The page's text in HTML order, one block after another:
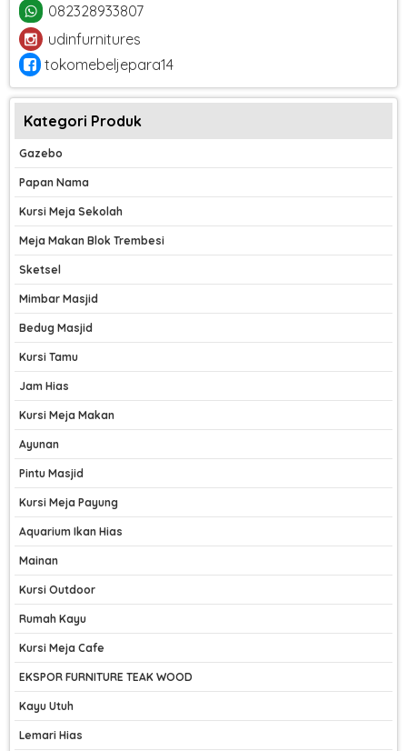
082328933807
udinfurnitures
tokomebeljepara14
Kategori Produk
Gazebo
Papan Nama
Kursi Meja Sekolah
Meja Makan Blok Trembesi
Sketsel
Mimbar Masjid
Bedug Masjid
Kursi Tamu
Jam Hias
Kursi Meja Makan
Ayunan
Pintu Masjid
Kursi Meja Payung
Aquarium Ikan Hias
Mainan
Kursi Outdoor
Rumah Kayu
Kursi Meja Cafe
EKSPOR FURNITURE TEAK WOOD
Kayu Utuh
Lemari Hias